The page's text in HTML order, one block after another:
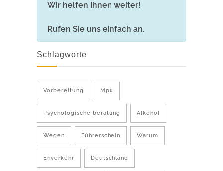
Wir helfen Ihnen weiter!
Rufen Sie uns einfach an.
Schlagworte
Vorbereitung Mpu
Psychologische beratung Alkohol
Wegen Führerschein Warum
Enverkehr Deutschland